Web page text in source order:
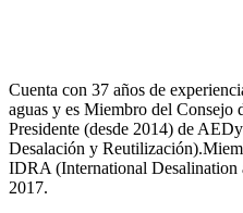
Cuenta con 37 años de
aguas y es Miembro del Consejo
Presidente (desde 2014) de
Desalación y
IDRA (International Desalination
2017.